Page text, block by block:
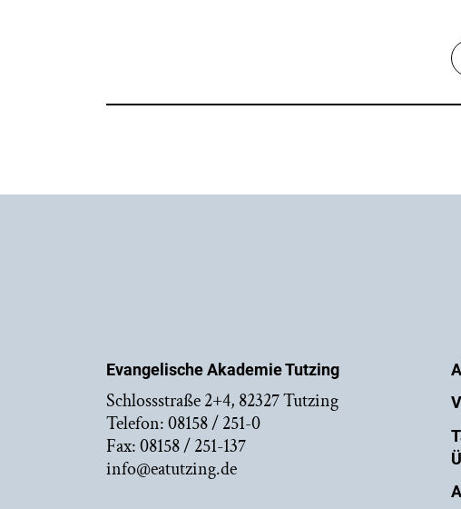
Evangelische Akademie Tutzing
Schlossstraße 2+4, 82327 Tutzing
Telefon: 08158 / 251-0
Fax: 08158 / 251-137
info@eatutzing.de